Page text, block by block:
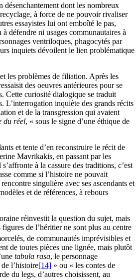
désenchantement dont les nombreux
à force de ne pouvoir rivaliser
essayistes lui ont emboîté le pas,
défendre ni usages communautaires à
ventriloques, phagocytés par
inquiets dévoilent le lien problématique
les problèmes de filiation. Après les
des oeuvres antérieures pour se
Cette curiosité dialogique se traduit
L’interrogation inquiète des grands récits
et de la transgression qui avaient
du réel, « sous le signe d’une éthique de
et tente d’en reconstruire le récit de
Mavrikakis, en passant par les
à la cassure des traditions, c’est
comme si l’histoire ne pouvait
singulière avec ses ascendants et
et de références, à rebours
réinvestit la question du sujet, mais
de l’héritier ne sont plus au centre
de communautés imprévisibles et
de toutes pièces une lignée, mais plutôt
tabula rasa, le personnage
l’histoire[14] » ou « les contes de
du legs, d’autres choisissent, au